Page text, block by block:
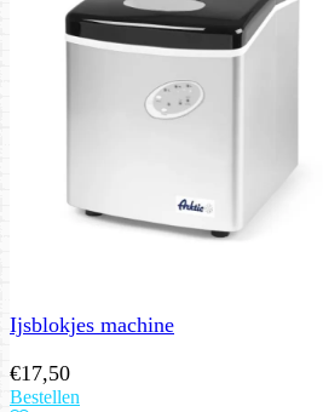
Ijsblokjes machine
€17,50
Bestellen